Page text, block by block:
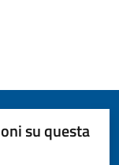
su questa